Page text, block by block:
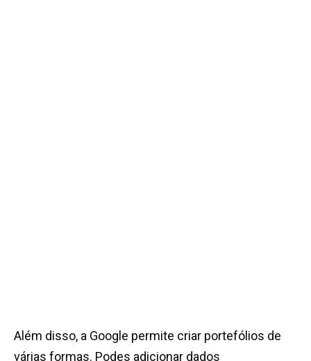
Além disso, a Google permite criar portefólios de
várias formas. Podes adicionar dados